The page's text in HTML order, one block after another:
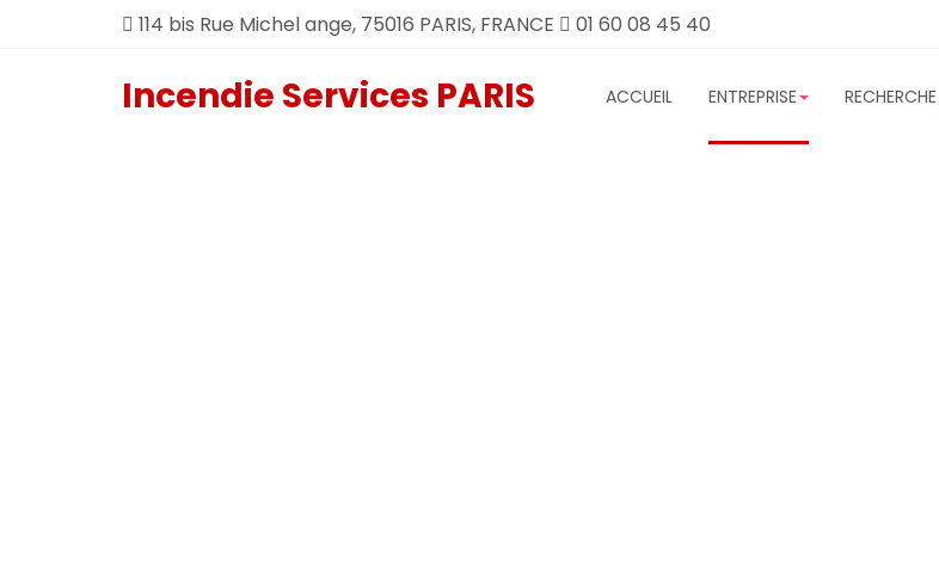
114 bis Rue Michel ange, 75016 PARIS, FRANCE 01 60 08 45 40
Incendie Services PARIS ACCUEIL ENTREPRISE RECHERCHE